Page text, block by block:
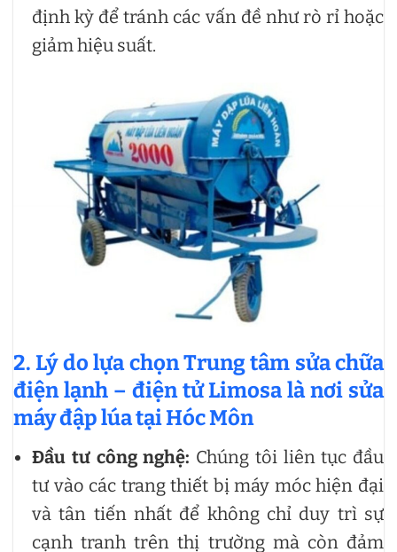
định kỳ để tránh các vấn đề như rò rỉ hoặc
giảm hiệu suất.
2. Lý do lựa chọn Trung tâm sửa chữa
điện lạnh – điện tử Limosa là nơi sửa
máy đập lúa tại Hóc Môn
Đầu tư công nghệ: Chúng tôi liên tục đầu
tư vào các trang thiết bị máy móc hiện đại
và tân tiến nhất để không chỉ duy trì sự
cạnh tranh trên thị trường mà còn đảm